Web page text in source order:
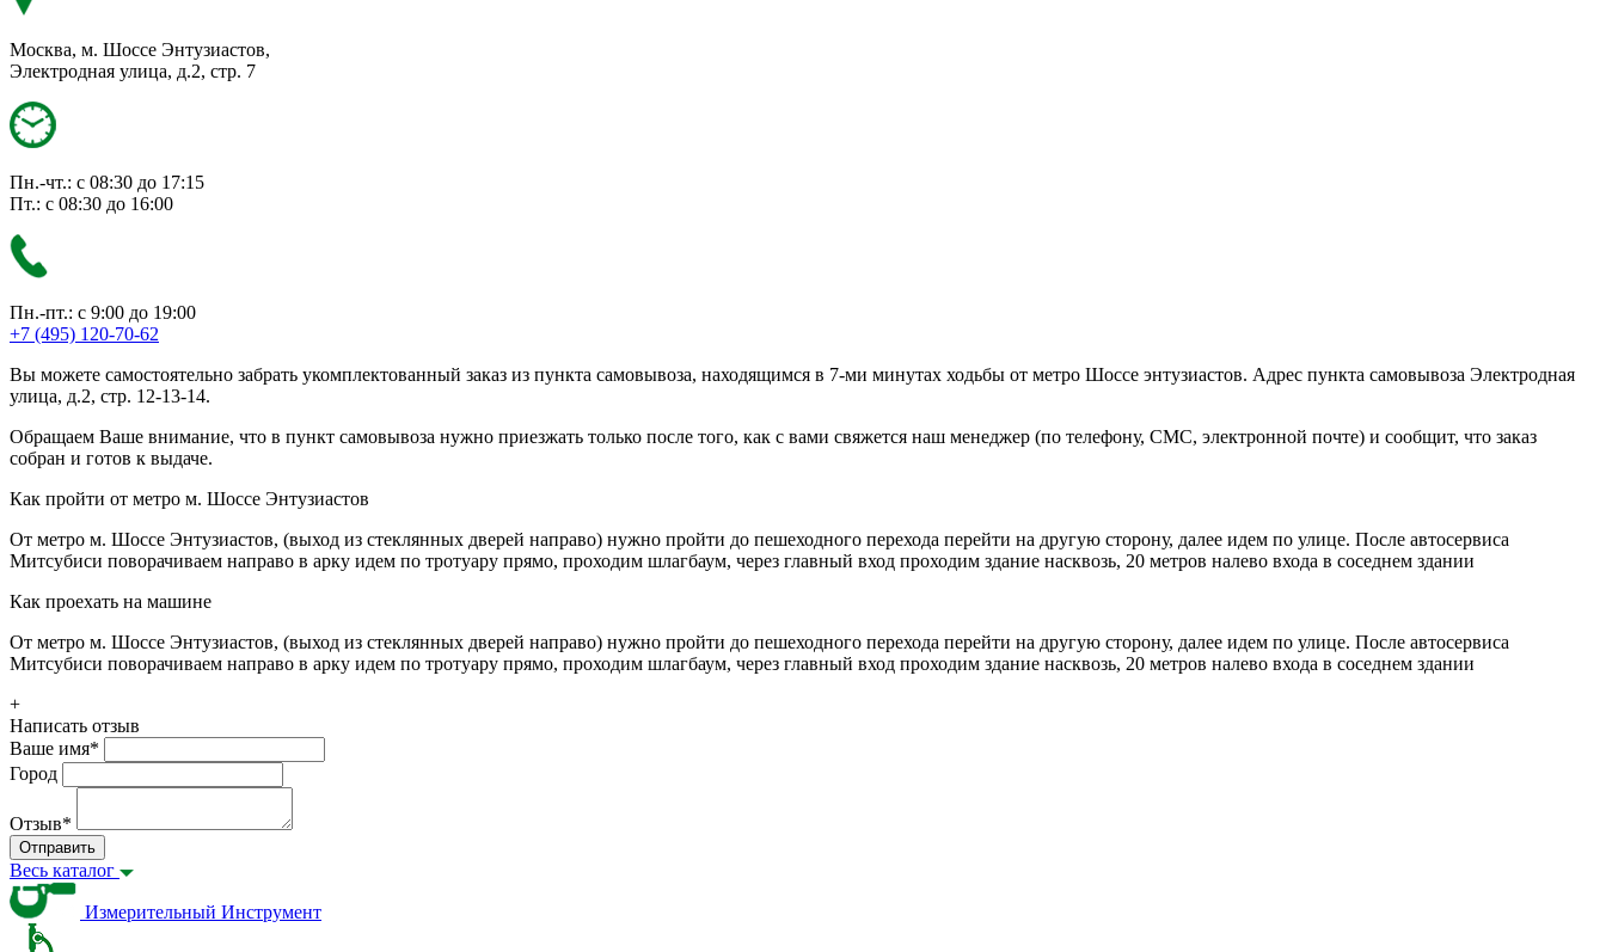
Москва, м. Шоссе Энтузиастов,
Электродная улица, д.2, стр. 7
Пн.-чт.: с 08:30 до 17:15
Пт.: с 08:30 до 16:00
Пн.-пт.: с 9:00 до 19:00
+7 (495) 120-70-62
Вы можете самостоятельно забрать укомплектованный заказ из пункта самовывоза, находящимся в 7-ми минутах ходьбы от метро Шоссе энтузиастов. Адрес пункта самовывоза Электродная
улица, д.2, стр. 12-13-14.
Обращаем Ваше внимание, что в пункт самовывоза нужно приезжать только после того, как с вами свяжется наш менеджер (по телефону, СМС, электронной почте) и сообщит, что заказ
собран и готов к выдаче.
Как пройти от метро м. Шоссе Энтузиастов
От метро м. Шоссе Энтузиастов, (выход из стеклянных дверей направо) нужно пройти до пешеходного перехода перейти на другую сторону, далее идем по улице. После автосервиса
Митсубиси поворачиваем направо в арку идем по тротуару прямо, проходим шлагбаум, через главный вход проходим здание насквозь, 20 метров налево входа в соседнем здании
Как проехать на машине
От метро м. Шоссе Энтузиастов, (выход из стеклянных дверей направо) нужно пройти до пешеходного перехода перейти на другую сторону, далее идем по улице. После автосервиса
Митсубиси поворачиваем направо в арку идем по тротуару прямо, проходим шлагбаум, через главный вход проходим здание насквозь, 20 метров налево входа в соседнем здании
+
Написать отзыв
Ваше имя*
Город
Отзыв*
Отправить
Весь каталог
Измерительный Инструмент